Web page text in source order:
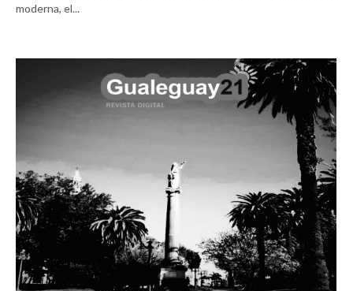
moderna, el...